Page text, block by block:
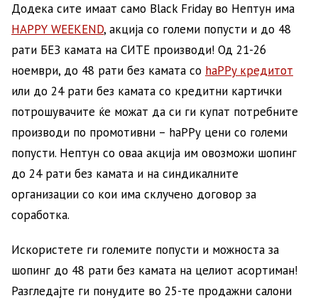
Додека сите имаат само Black Friday во Нептун има
HAPPY WEEKEND, акција со големи попусти и до 48
рати БЕЗ камата на СИТЕ производи! Од 21-26
ноември, до 48 рати без камата со haPPy кредитот
или до 24 рати без камата со кредитни картички
потрошувачите ќе можат да си ги купат потребните
производи по промотивни – haPPу цени со големи
попусти. Нептун со оваа акција им овозможи шопинг
до 24 рати без камата и на синдикалните
организации со кои има склучено договор за
соработка.
Искористете ги големите попусти и можноста за
шопинг до 48 рати без камата на целиот асортиман!
Разгледајте ги понудите во 25-те продажни салони